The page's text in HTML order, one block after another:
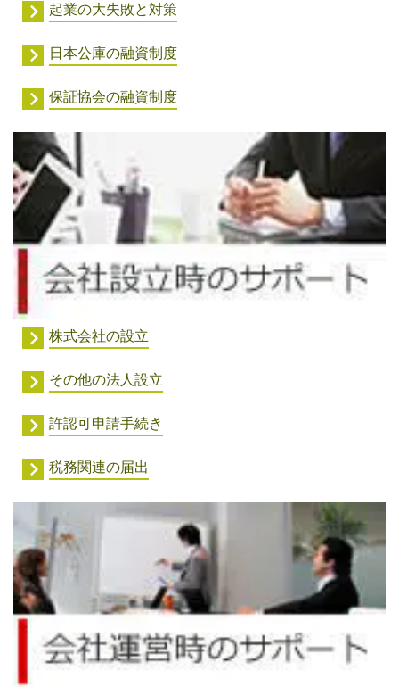
起業の大失敗と対策
日本公庫の融資制度
保証協会の融資制度
株式会社の設立
その他の法人設立
許認可申請手続き
税務関連の届出